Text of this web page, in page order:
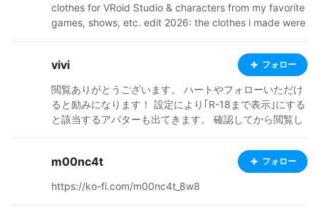
clothes for VRoid Studio & characters from my favorite
games, shows, etc. edit 2026: the clothes i made were
vivi フォロー
閲覧ありがとうございます。 ハートやフォローいただけ
ると励みになります！ 設定により｢R-18まで表示｣にする
と該当するアバターも出てきます。 確認してから閲覧し
いただきました。 ご了承ください。 ※Avatars containin
g sexual expressions are displayed depending on the
m00nc4t フォロー
https://ko-fi.com/m00nc4t_8w8